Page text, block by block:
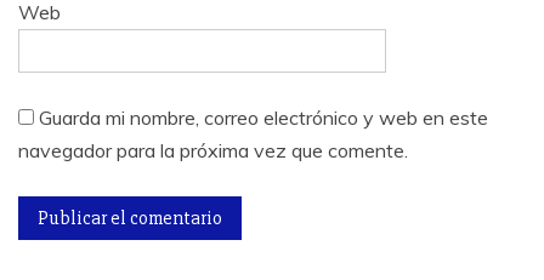
Web
Guarda mi nombre, correo electrónico y web en este
navegador para la próxima vez que comente.